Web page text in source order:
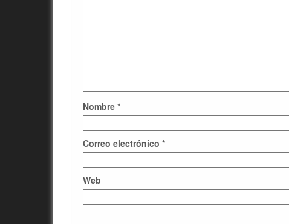
Nombre *
Correo electrónico *
Web